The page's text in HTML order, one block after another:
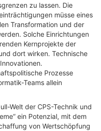
zu lassen. Die
müsse eines
Transformation und der
Solche Einrichtungen
Kernprojekte der
dort wirken. Technische
Prozesse
Teams allein
Welt der CPS-Technik und
ein Potenzial, mit dem
von Wertschöpfung